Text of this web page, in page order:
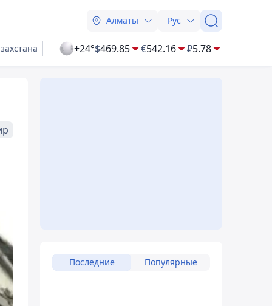
Алматы Рус
+24°$469.85 €542.16 ₽5.78
Последние Популярные